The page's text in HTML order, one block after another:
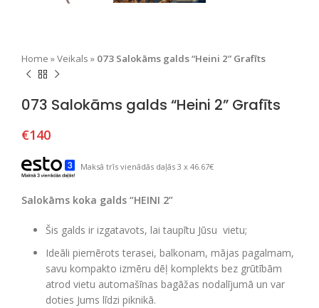
Home »Veikals » 073 Salokāms galds “Heini 2” Grafīts
073 Salokāms galds “Heini 2” Grafīts
€140
Maksā trīs vienādās daļās 3 x 46.67€
Salokāms koka galds “HEINI 2”
Šis galds ir izgatavots, lai taupītu Jūsu vietu;
Ideāli piemērots terasei, balkonam, mājas pagalmam,
savu kompakto izmēru dēļ komplekts bez grūtībām
atrod vietu automašīnas bagāžas nodalījumā un var
doties Jums līdzi piknikā.